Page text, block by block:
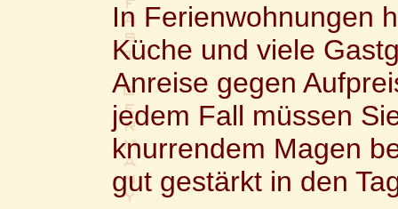
In Ferienwohnungen
Küche und viele
Anreise gegen
jedem Fall müssen
knurrendem Magen
gut gestärkt in den